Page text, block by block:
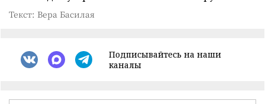
Текст: Вера Басилая
Подписывайтесь на наши
каналы